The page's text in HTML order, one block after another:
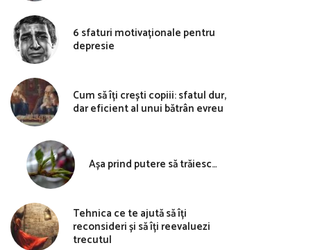
6 sfaturi motivaționale pentru
depresie
Cum să îți crești copiii: sfatul dur,
dar eficient al unui bătrân evreu
Așa prind putere să trăiesc…
Tehnica ce te ajută să îți
reconsideri și să îți reevaluezi
trecutul